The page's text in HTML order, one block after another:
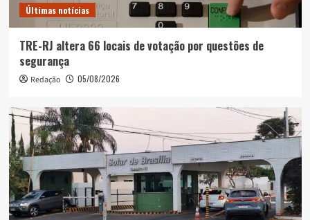
Últimas notícias
TRE-RJ altera 66 locais de votação por questões de
segurança
Redação 05/08/2026